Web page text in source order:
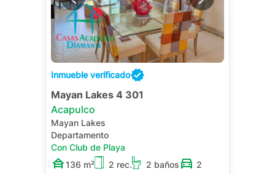
Inmueble verificado
Mayan Lakes 4 301
Acapulco
Mayan Lakes
Departamento
Con Club de Playa
136 m²
2 rec. 2 baños
2